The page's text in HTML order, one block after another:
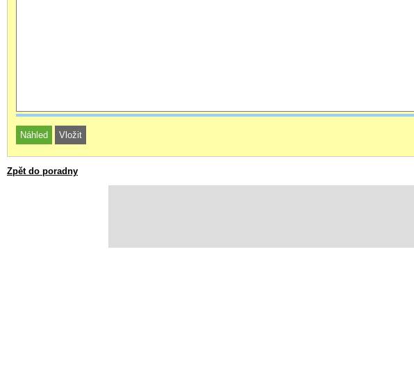
Zpět do poradny